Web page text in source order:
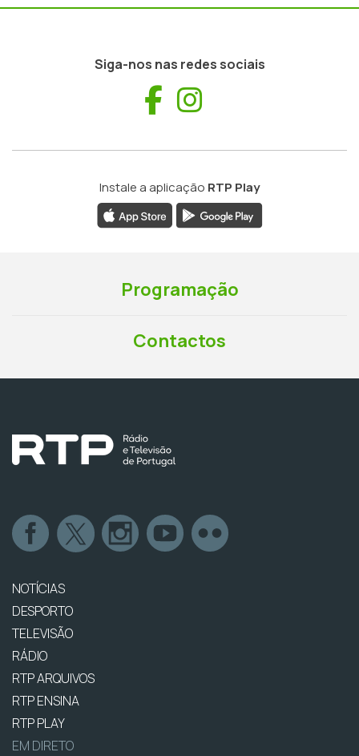
Siga-nos nas redes sociais
Facebook
Instale a aplicação RTP Play
Programação
Contactos
NOTÍCIAS
DESPORTO
TELEVISÃO
RÁDIO
RTP ARQUIVOS
RTP ENSINA
RTP PLAY
EM DIRETO